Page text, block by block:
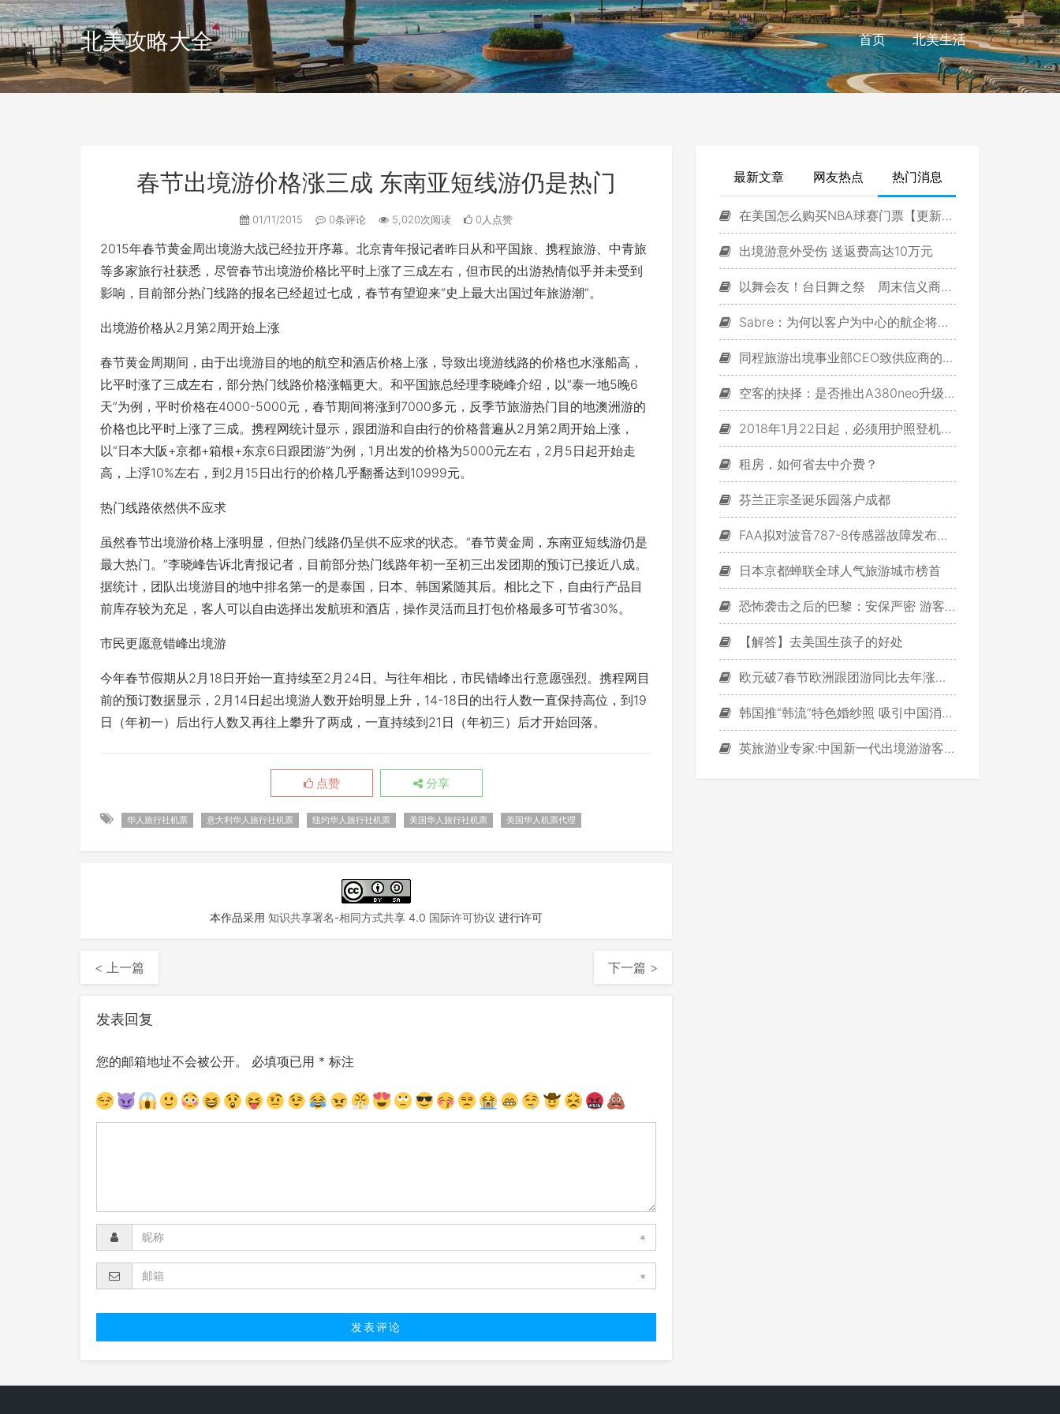
北美攻略大全 首页 北美生活
春节出境游价格涨三成 东南亚短线游仍是热门
01/11/2015 0条评论 5,020次阅读 0人点赞
2015年春节黄金周出境游大战已经拉开序幕。北京青年报记者昨日从和平国旅、携程旅游、中青旅
等多家旅行社获悉，尽管春节出境游价格比平时上涨了三成左右，但市民的出游热情似乎并未受到
影响，目前部分热门线路的报名已经超过七成，春节有望迎来“史上最大出国过年旅游潮”。
出境游价格从2月第2周开始上涨
春节黄金周期间，由于出境游目的地的航空和酒店价格上涨，导致出境游线路的价格也水涨船高，
比平时涨了三成左右，部分热门线路价格涨幅更大。和平国旅总经理李晓峰介绍，以“泰一地5晚6
天”为例，平时价格在4000-5000元，春节期间将涨到7000多元，反季节旅游热门目的地澳洲游的
价格也比平时上涨了三成。携程网统计显示，跟团游和自由行的价格普遍从2月第2周开始上涨，
以“日本大阪+京都+箱根+东京6日跟团游”为例，1月出发的价格为5000元左右，2月5日起开始走
高，上浮10%左右，到2月15日出行的价格几乎翻番达到10999元。
热门线路依然供不应求
虽然春节出境游价格上涨明显，但热门线路仍呈供不应求的状态。“春节黄金周，东南亚短线游仍是
最大热门。”李晓峰告诉北青报记者，目前部分热门线路年初一至初三出发团期的预订已接近八成。
据统计，团队出境游目的地中排名第一的是泰国，日本、韩国紧随其后。相比之下，自由行产品目
前库存较为充足，客人可以自由选择出发航班和酒店，操作灵活而且打包价格最多可节省30%。
市民更愿意错峰出境游
今年春节假期从2月18日开始一直持续至2月24日。与往年相比，市民错峰出行意愿强烈。携程网目
前的预订数据显示，2月14日起出境游人数开始明显上升，14-18日的出行人数一直保持高位，到19
日（年初一）后出行人数又再往上攀升了两成，一直持续到21日（年初三）后才开始回落。
点赞 分享
华人旅行社机票 意大利华人旅行社机票 纽约华人旅行社机票 美国华人旅行社机票 美国华人机票代理
本作品采用 知识共享署名-相同方式共享 4.0 国际许可协议 进行许可
< 上一篇 下一篇 >
发表回复
您的邮箱地址不会被公开。 必填项已用 * 标注
*
*
最新文章 网友热点 热门消息
在美国怎么购买NBA球赛门票【更新版】
出境游意外受伤 送返费高达10万元
以舞会友！台日舞之祭 周末信义商圈登场
Sabre：为何以客户为中心的航企将主导市场
同程旅游出境事业部CEO致供应商的一封信
空客的抉择：是否推出A380neo升级型号
2018年1月22日起，必须用护照登机吗？
租房，如何省去中介费？
芬兰正宗圣诞乐园落户成都
FAA拟对波音787-8传感器故障发布适航指令
日本京都蝉联全球人气旅游城市榜首
恐怖袭击之后的巴黎：安保严密 游客减少
【解答】去美国生孩子的好处
欧元破7春节欧洲跟团游同比去年涨五成
韩国推“韩流”特色婚纱照 吸引中国消费者
英旅游业专家:中国新一代出境游游客善用社交媒体